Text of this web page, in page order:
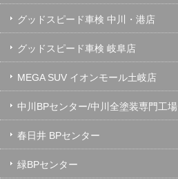
グッドスピード車検 中川・港店
グッドスピード車検 岐阜店
MEGA SUV イオンモール土岐店
中川BPセンター/中川全塗装専門工場
春日井 BPセンター
緑BPセンター